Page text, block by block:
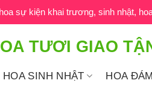
sự kiện khai trương, sinh nhật,
TƯƠI GIAO
HOA SINH NHẬT HOA